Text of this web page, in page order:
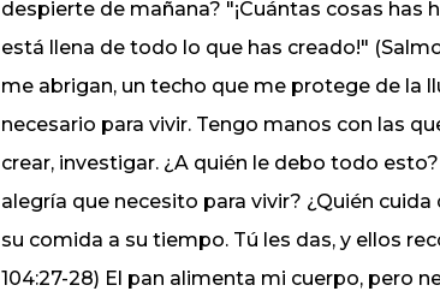
despierte de mañana? "¡Cuántas cosas has
está llena de todo lo que has creado!"
me abrigan, un techo que me protege de la
necesario para vivir. Tengo manos con las
crear, investigar. ¿A quién le debo todo
alegría que necesito para vivir? ¿Quién
su comida a su tiempo. Tú les das, y ellos
104:27-28) El pan alimenta mi cuerpo, pero